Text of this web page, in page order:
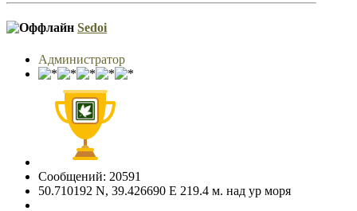
Sedoi
Администратор
Сообщений: 20591
50.710192 N, 39.426690 E 219.4 м. над ур моря